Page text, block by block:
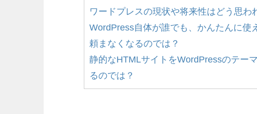
ワードプレスの現状や将来性はどう思わ
WordPress自体が誰でも、かんたんに使
頼まなくなるのでは？
静的なHTMLサイトをWordPressのテー
るのでは？